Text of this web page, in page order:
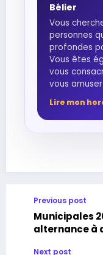
Bélier
Vous
personnes
profondes
Vous êtes
vous
vous
Lire mon
Previous post
Municipales
alternance à
Next post